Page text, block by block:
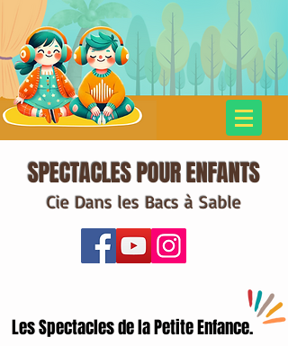
SPECTACLES POUR ENFANTS
Cie Dans les Bacs à Sable
Les Spectacles de la Petite Enfance.